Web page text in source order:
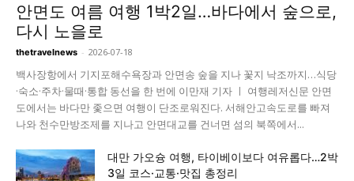
안면도 여름 여행 1박2일…바다에서 숲으로,
다시 노을로
thetravelnews - 2026-07-18
백사장항에서 기지포해수욕장과 안면송 숲을 지나 꽃지 낙조까지…식당
·숙소·주차·물때·통합 동선을 한 번에 이만재 기자 ㅣ 여행레저신문 안면
도에서는 바다만 좇으면 여행이 단조로워진다. 서해안고속도로를 빠져
나와 천수만방조제를 지나고 안면대교를 건너면 섬의 북쪽에서...
대만 가오슝 여행, 타이베이보다 여유롭다…2박
3일 코스·교통·맛집 총정리